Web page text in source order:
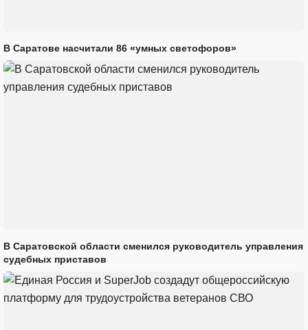
В Саратове насчитали 86 «умных светофоров»
В Саратовской области сменился руководитель управления
судебных приставов